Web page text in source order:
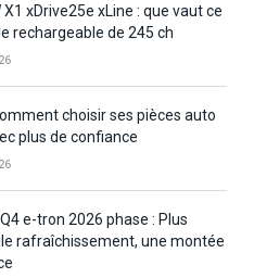
X1 xDrive25e xLine : que vaut ce
rechargeable de 245 ch
choisir ses pièces auto
plus de confiance
e-tron 2026 phase : Plus
rafraîchissement, une montée